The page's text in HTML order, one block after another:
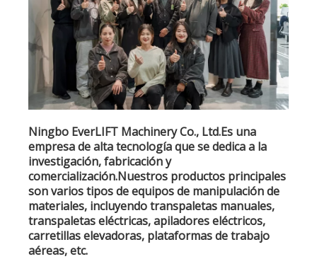
Ningbo EverLIFT Machinery Co., Ltd.Es una
empresa de alta tecnología que se dedica a la
investigación, fabricación y
comercialización.Nuestros productos principales
son varios tipos de equipos de manipulación de
materiales, incluyendo transpaletas manuales,
transpaletas eléctricas, apiladores eléctricos,
carretillas elevadoras, plataformas de trabajo
aéreas, etc.